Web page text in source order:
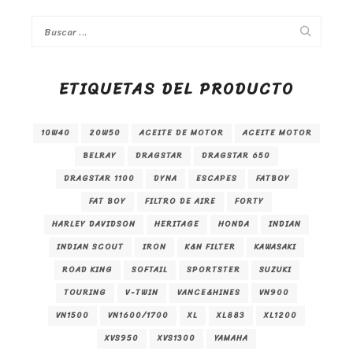
ETIQUETAS DEL PRODUCTO
10W40 20W50 ACEITE DE MOTOR
ACEITE MOTOR
BELRAY
DRAGSTAR
DRAGSTAR 650
DRAGSTAR 1100
DYNA ESCAPES
FATBOY
FAT BOY
FILTRO DE AIRE
FORTY
HARLEY DAVIDSON
HERITAGE HONDA
INDIAN
INDIAN SCOUT
IRON K&N FILTER
KAWASAKI
ROAD KING
SOFTAIL SPORTSTER
SUZUKI
TOURING
V-TWIN VANCE&HINES
VN900
VN1500
VN1600/1700 XL XL883
XL1200
XVS950
XVS1300 YAMAHA